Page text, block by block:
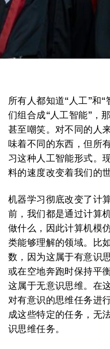
所有人都知道“人工”和
们组合成“人工智能”，
甚至嘲笑。对不同的人
味着不同的东西，但所
习这种人工智能形式。
料的速度改变着我们的
机器学习彻底改变了计
前，我们都是通过计算
做什么，因此计算机模
类能够理解的领域。比
数，因为这属于有意识
或在空地奔跑时保持平
这属于无意识思维。在
对有意识的思维任务进
成这些特定的任务，无
识思维任务。